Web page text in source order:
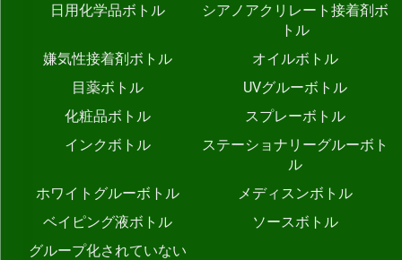
日用化学品ボトル
シアノアクリレート接着剤ボ
トル
嫌気性接着剤ボトル
オイルボトル
目薬ボトル
UVグルーボトル
化粧品ボトル
スプレーボトル
インクボトル
ステーショナリーグルーボト
ル
ホワイトグルーボトル
メディスンボトル
ベイピング液ボトル
ソースボトル
グループ化されていない